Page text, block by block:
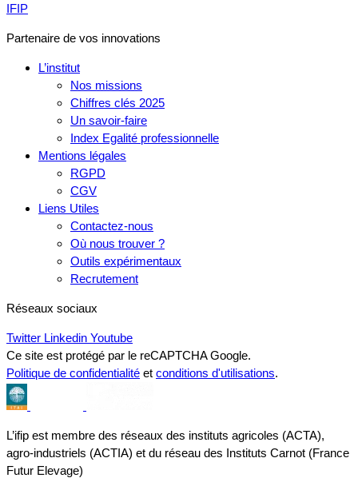
IFIP
Partenaire de vos innovations
L’institut
Nos missions
Chiffres clés 2025
Un savoir-faire
Index Egalité professionnelle
Mentions légales
RGPD
CGV
Liens Utiles
Contactez-nous
Où nous trouver ?
Outils expérimentaux
Recrutement
Réseaux sociaux
Twitter Linkedin Youtube
Ce site est protégé par le reCAPTCHA Google.
Politique de confidentialité et conditions d'utilisations.
L’ifip est membre des réseaux des instituts agricoles (ACTA),
agro-industriels (ACTIA) et du réseau des Instituts Carnot (France
Futur Elevage)